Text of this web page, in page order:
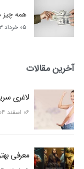
همه چیز
۰۵ خرداد ۱۴۰۳
آخرین مقالات
لاغری سریع تا
۰۶ اسفند ۱۴۰۴
معرفی